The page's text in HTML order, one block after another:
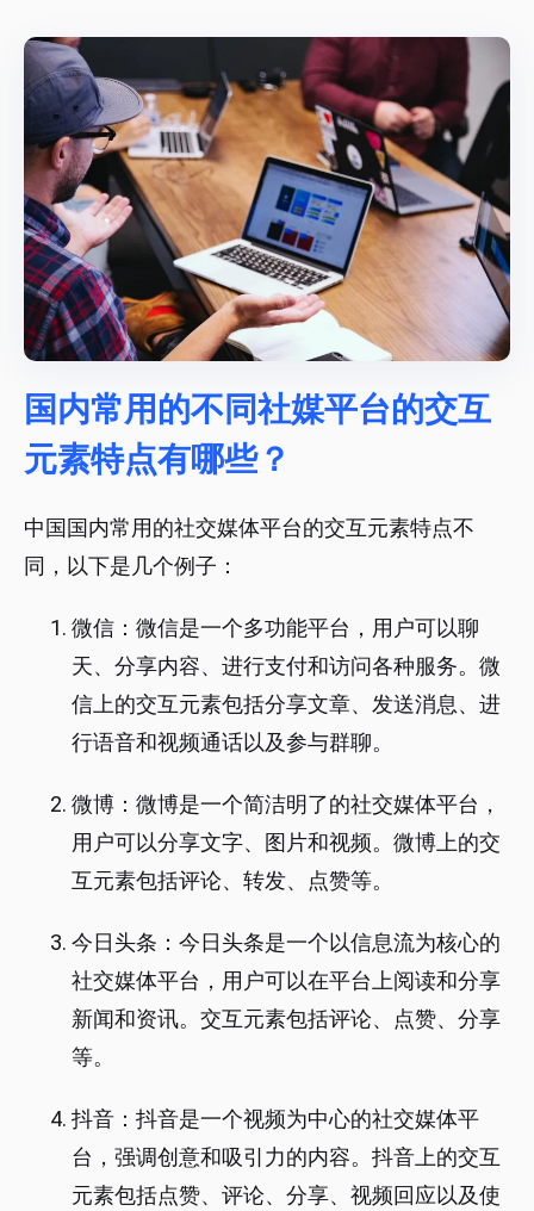
国内常用的不同社媒平台的交互
元素特点有哪些？
中国国内常用的社交媒体平台的交互元素特点不
同，以下是几个例子：
微信：微信是一个多功能平台，用户可以聊
天、分享内容、进行支付和访问各种服务。微
信上的交互元素包括分享文章、发送消息、进
行语音和视频通话以及参与群聊。
微博：微博是一个简洁明了的社交媒体平台，
用户可以分享文字、图片和视频。微博上的交
互元素包括评论、转发、点赞等。
今日头条：今日头条是一个以信息流为核心的
社交媒体平台，用户可以在平台上阅读和分享
新闻和资讯。交互元素包括评论、点赞、分享
等。
抖音：抖音是一个视频为中心的社交媒体平
台，强调创意和吸引力的内容。抖音上的交互
元素包括点赞、评论、分享、视频回应以及使